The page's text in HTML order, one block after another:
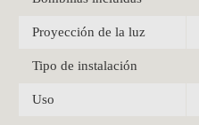
Proyección de la luz
Tipo de instalación
Uso